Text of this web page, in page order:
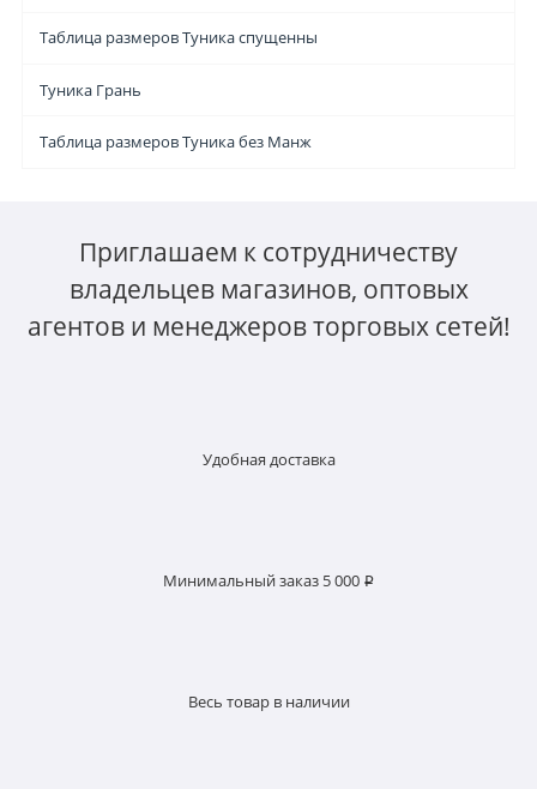
Таблица размеров Туника спущенны
Туника Грань
Таблица размеров Туника без Манж
Приглашаем к сотрудничеству
владельцев магазинов, оптовых
агентов и менеджеров торговых сетей!
Удобная доставка
Минимальный заказ 5 000 ₽
Весь товар в наличии